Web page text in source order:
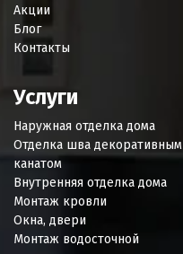
Акции
Блог
Контакты
Услуги
Наружная отделка дома
Отделка шва декоративным
канатом
Внутренняя отделка дома
Монтаж кровли
Окна, двери
Монтаж водосточной